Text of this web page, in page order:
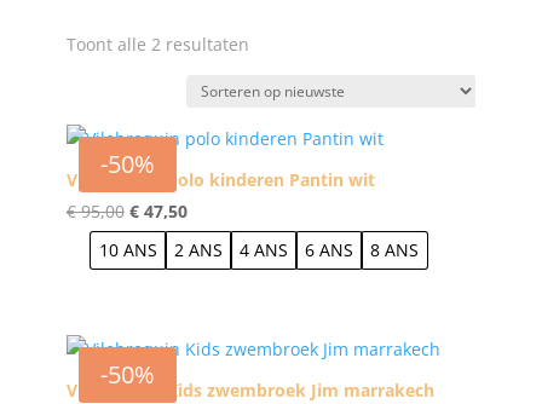
Toont alle 2 resultatenGesorteerd
nieuwste
-50%
Vilebrequin polo kinderen Pantin wit
€95,00 Oorspronkelijke
prijs
was:
€47,50Huidige
prijs
is:
10 ANS 2 ANS 4 ANS 6 ANS 8 ANS
-50%
Vilebrequin Kids zwembroek Jim marrakech